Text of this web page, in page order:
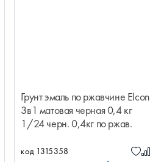
Грунт эмаль по ржавчине Elcon
3в1 матовая черная 0,4 кг
1/24 черн. 0,4кг по ржав.
код 1315358